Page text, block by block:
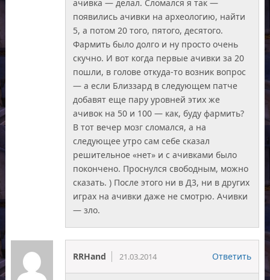
ачивка — делал. Сломался я так —
появились ачивки на археологию, найти
5, а потом 20 того, пятого, десятого.
Фармить было долго и ну просто очень
скучно. И вот когда первые ачивки за 20
пошли, в голове откуда-то возник вопрос
— а если Близзард в следующем патче
добавят еще пару уровней этих же
ачивок на 50 и 100 — как, буду фармить?
В тот вечер мозг сломался, а на
следующее утро сам себе сказал
решительное «нет» и с ачивками было
покончено. Проснулся свободным, можно
сказать. ) После этого ни в Д3, ни в других
играх на ачивки даже не смотрю. Ачивки
— зло.
RRHand 21.03.2014 Ответить